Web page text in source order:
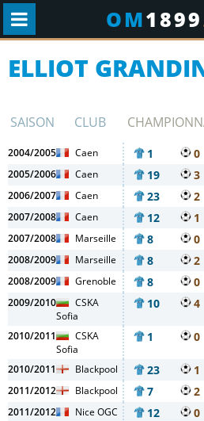
OM1899
ELLIOT
SAISON CLUB
2004/2005 Caen 1 0
2005/2006 Caen 19 3
2006/2007 Caen 23 2
2007/2008 Caen 12 1
2007/2008 Marseille 8 0
2008/2009 Marseille 8 2
2008/2009 Grenoble 8 0
2009/2010
CSKA
Sofia
10 4
2010/2011
CSKA
Sofia
1 0
2010/2011 Blackpool 23 1
2011/2012 Blackpool 7 2
2011/2012 Nice OGC 12 0